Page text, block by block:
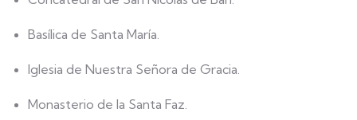
Basílica de Santa María.
Iglesia de Nuestra Señora de Gracia.
Monasterio de la Santa Faz.